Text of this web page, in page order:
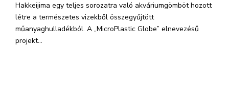
Hakkeijima egy teljes sorozatra való akváriumgömböt hozott
létre a természetes vizekből összegyűjtött
műanyaghulladékból. A „MicroPlastic Globe” elnevezésű
projekt...